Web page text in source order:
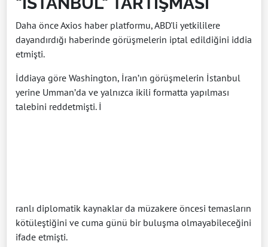
Daha önce Axios haber platformu, ABD'li yetkililere
dayandırdığı haberinde görüşmelerin iptal edildiğini iddia
etmişti.
İddiaya göre Washington, İran’ın görüşmelerin İstanbul
yerine Umman’da ve yalnızca ikili formatta yapılması
talebini reddetmişti. İ
ranlı diplomatik kaynaklar da müzakere öncesi temasların
kötüleştiğini ve cuma günü bir buluşma olmayabileceğini
ifade etmişti.